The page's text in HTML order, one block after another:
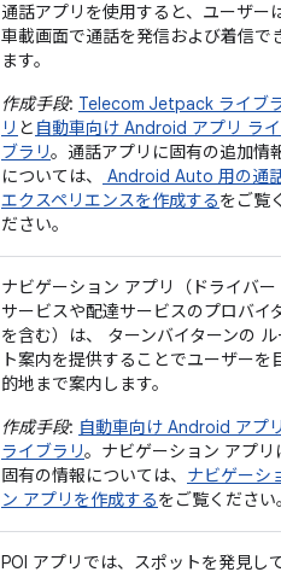
通話アプリを使用すると、ユーザー
車載画面で通話を発信および着信で
ます。
作成手段: Telecom Jetpack ライブ
リ と 自動車向け Android アプリ ライ
ブラリ。通話アプリに固有の追加情
については、
Android Auto 用の通
エクスペリエンスを作成するをご覧く
ださい。
ナビゲーション アプリ（ドライバー
サービスや配達サービスのプロバイ
を含む）は、 ターンバイターンの ル
ト案内を提供することでユーザーを
的地まで案内します。
作成手段: 自動車向け Android アプリ
ライブラリ。ナビゲーション アプリ
固有の情報については、 ナビゲーシ
ン アプリを作成するをご覧ください。
POI アプリでは、スポットを発見し